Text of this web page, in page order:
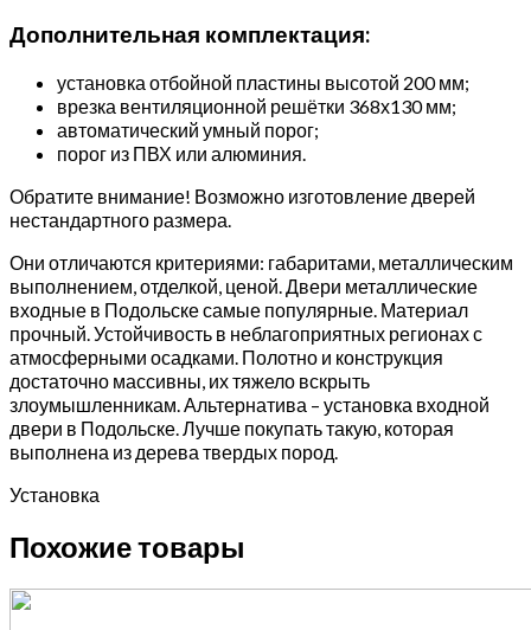
Дополнительная комплектация:
установка отбойной пластины высотой 200 мм;
врезка вентиляционной решётки 368х130 мм;
автоматический умный порог;
порог из ПВХ или алюминия.
Обратите внимание! Возможно изготовление дверей
нестандартного размера.
Они отличаются критериями: габаритами, металлическим
выполнением, отделкой, ценой. Двери металлические
входные в Подольске самые популярные. Материал
прочный. Устойчивость в неблагоприятных регионах с
атмосферными осадками. Полотно и конструкция
достаточно массивны, их тяжело вскрыть
злоумышленникам. Альтернатива – установка входной
двери в Подольске. Лучше покупать такую, которая
выполнена из дерева твердых пород.
Установка
Похожие товары